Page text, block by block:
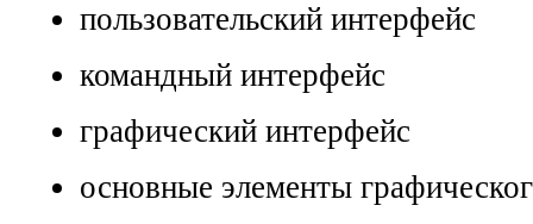
пользовательский интерфейс
командный интерфейс
графический интерфейс
основные элементы